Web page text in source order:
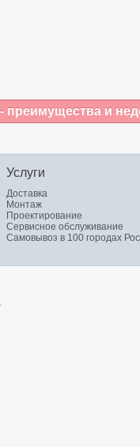
и
Услуги
Доставка
Монтаж
Проектирование
Сервисное обслуживание
Самовывоз в 100 городах